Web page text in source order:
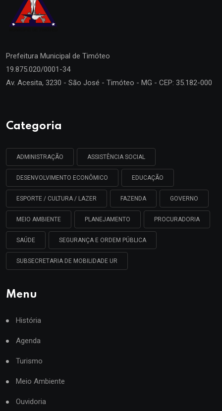
Prefeitura Municipal de Timóteo
19.875.020/0001-34
Av. Acesita, 3230 - São José - Timóteo - MG - CEP: 35.182-000
Categoria
ADMINISTRAÇÃO ASSISTÊNCIA SOCIAL
DESENVOLVIMENTO ECONÔMICO EDUCAÇÃO
ESPORTE / CULTURA / LAZER FAZENDA GOVERNO
MEIO AMBIENTE PLANEJAMENTO PROCURADORIA
SAÚDE SEGURANÇA E ORDEM PÚBLICA
SUBSECRETARIA DE MOBILIDADE UR
Menu
História
Agenda
Turismo
Meio Ambiente
Ouvidoria